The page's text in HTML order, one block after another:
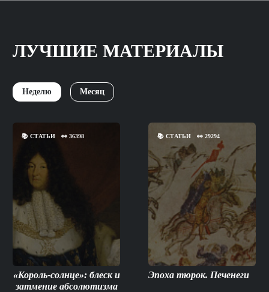
ЛУЧШИЕ МАТЕРИАЛЫ
Неделю Месяц
📚 СТАТЬИ 👀 36398
«Король-солнце»: блеск и
затмение абсолютизма
📚СТАТЬИ 👀29294
Эпоха тюрок. Печенеги